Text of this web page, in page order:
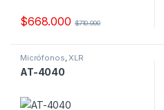
$668.000 $710.000
Micrófonos ,XLR
AT-4040